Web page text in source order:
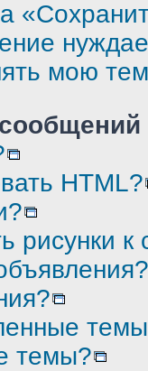
мою
HTML?
рисунки
темы?